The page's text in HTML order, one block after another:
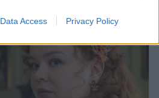
Data Access Privacy Policy